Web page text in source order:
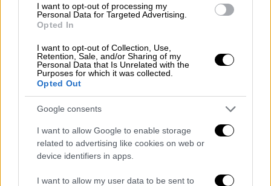
I want to opt-out of processing my
Personal Data for Targeted Advertising.
Opted In
I want to opt-out of Collection, Use,
Retention, Sale, and/or Sharing of my
Personal Data that Is Unrelated with the
Purposes for which it was collected.
Opted Out
Google consents
I want to allow Google to enable storage
related to advertising like cookies on web or
device identifiers in apps.
I want to allow my user data to be sent to
ΑΛΛΑ #TAGS
βόλεϊ
volley league γυναικών
Νεπάλ
Δημήτρης Σολκίδης